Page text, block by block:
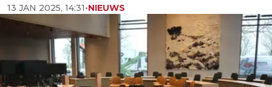
13 JAN 2025, 14:31•NIEUWS